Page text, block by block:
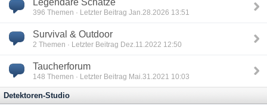
Legendäre Schätze
396 Themen · Letzter Beitrag Jan.28.2026 13:51
Survival & Outdoor
2 Themen · Letzter Beitrag Dez.11.2022 12:50
Taucherforum
148 Themen · Letzter Beitrag Mai.31.2021 10:03
Detektoren-Studio